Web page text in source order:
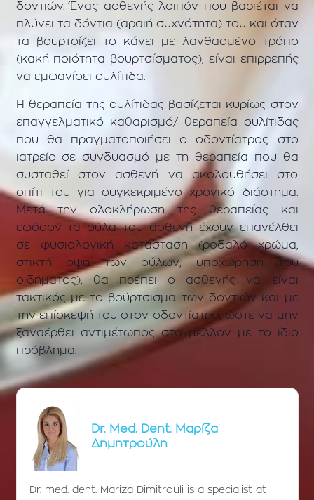
δοντιών. Ένας ασθενής λοιπόν που βαριέται να
πλύνει τα δόντια (αραιή συχνότητα) του και όταν
τα βουρτσίζει το κάνει με λανθασμένο τρόπο
(κακή ποιότητα βουρτσίσματος), είναι επιρρεπής
να εμφανίσει ουλίτιδα.
Η θεραπεία της ουλίτιδας βασίζεται κυρίως στον
επαγγελματικό καθαρισμό/ θεραπεία ουλίτιδας
που θα πραγματοποιήσει ο οδοντίατρος στο
ιατρείο σε συνδυασμό με τη θεραπεία που θα
συσταθεί στον ασθενή να ακολουθήσει στο
σπίτι του για συγκεκριμένο χρονικό διάστημα.
Μετά την ολοκλήρωση της θεραπείας και
εφόσον τα ούλα του ασθενή έχουν επανέλθει
σε φυσιολογική κατάσταση (ροδαλό χρώμα,
στικτή οψη των ούλων, υποχώρηση του
οιδήματος), θα πρέπει ο ασθενής να είναι
τακτικός με το βούρτσισμα των δοντιών και με
την επίσκεψή του στον οδοντίατρο, ώστε να μην
ξαναέρθει αντιμέτωπος στο μέλλον με το ίδιο
πρόβλημα.
Dr. Med. Dent. Μαρίζα
Δημητρούλη
Dr. med. dent. Mariza Dimitrouli is a specialist at